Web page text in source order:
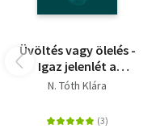
Üvöltés vagy ölelés -
Igaz jelenlét a
párkapcsolatban
N. Tóth Klára